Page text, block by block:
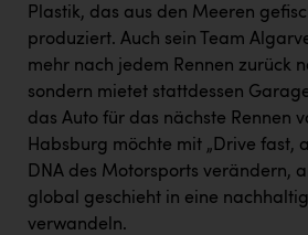
Plastik, das aus den Meeren
produziert. Auch sein Team
mehr nach jedem Rennen zurück
sondern mietet stattdessen
das Auto für das nächste Rennen
Habsburg möchte mit „Drive fast,
DNA des Motorsports verändern,
global geschieht in eine
verwandeln.